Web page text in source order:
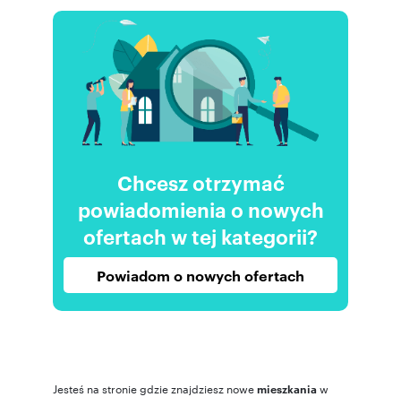
Chcesz otrzymać
powiadomienia o nowych
ofertach w tej kategorii?
Powiadom o nowych ofertach
Jesteś na stronie gdzie znajdziesz nowemieszkaniaw